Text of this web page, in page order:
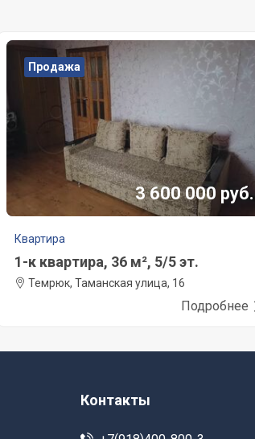
Продажа
3 600 000 руб.
Квартира
1-к квартира, 36 м², 5/5 эт.
Темрюк, Таманская улица, 16
Подробнее
Контакты